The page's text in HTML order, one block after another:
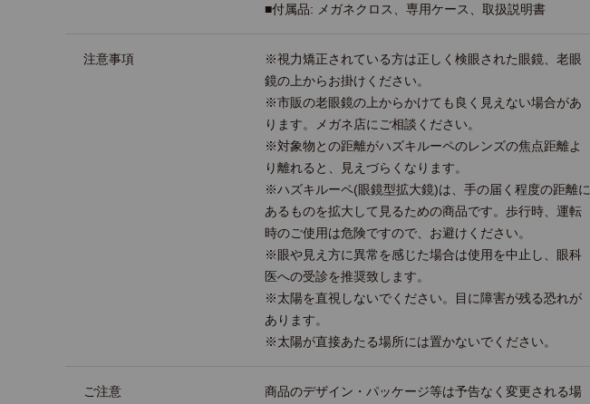
■付属品: メガネクロス、専用ケース、取扱説明書
注意事項
※視力矯正されている方は正しく検眼された眼鏡、老眼
鏡の上からお掛けください。
※市販の老眼鏡の上からかけても良く見えない場合があ
ります。メガネ店にご相談ください。
※対象物との距離がハズキルーペのレンズの焦点距離よ
り離れると、見えづらくなります。
※ハズキルーペ(眼鏡型拡大鏡)は、手の届く程度の距離に
あるものを拡大して見るための商品です。歩行時、運転
時のご使用は危険ですので、お避けください。
※眼や見え方に異常を感じた場合は使用を中止し、眼科
医への受診を推奨致します。
※太陽を直視しないでください。目に障害が残る恐れが
あります。
※太陽が直接あたる場所には置かないでください。
ご注意
商品のデザイン・パッケージ等は予告なく変更される場